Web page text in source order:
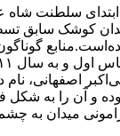
ابتدای سلطنت شاه
کوشک سابق
اصفهانی،
و آن را به شکل
میدان به